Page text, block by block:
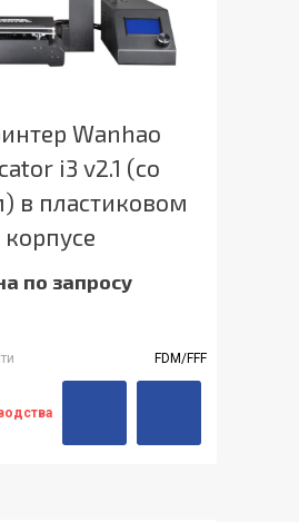
Wanhao
i3 v2.1 (со
в пластиковом
корпусе
по запросу
FDM/FFF